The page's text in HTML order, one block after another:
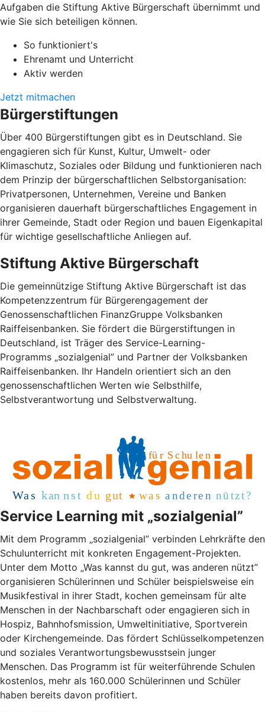
Aufgaben die Stiftung Aktive Bürgerschaft übernimmt und
wie Sie sich beteiligen können.
So funktioniert's
Ehrenamt und Unterricht
Aktiv werden
Jetzt mitmachen
Bürgerstiftungen
Über 400 Bürgerstiftungen gibt es in Deutschland. Sie
engagieren sich für Kunst, Kultur, Umwelt- oder
Klimaschutz, Soziales oder Bildung und funktionieren nach
dem Prinzip der bürgerschaftlichen Selbstorganisation:
Privatpersonen, Unternehmen, Vereine und Banken
organisieren dauerhaft bürgerschaftliches Engagement in
ihrer Gemeinde, Stadt oder Region und bauen Eigenkapital
für wichtige gesellschaftliche Anliegen auf.
Stiftung Aktive Bürgerschaft
Die gemeinnützige Stiftung Aktive Bürgerschaft ist das
Kompetenzzentrum für Bürgerengagement der
Genossenschaftlichen FinanzGruppe Volksbanken
Raiffeisenbanken. Sie fördert die Bürgerstiftungen in
Deutschland, ist Träger des Service-Learning-
Programms „sozialgenial” und Partner der Volksbanken
Raiffeisenbanken. Ihr Handeln orientiert sich an den
genossenschaftlichen Werten wie Selbsthilfe,
Selbstverantwortung und Selbstverwaltung.
Service Learning mit „sozialgenial”
Mit dem Programm „sozialgenial” verbinden Lehrkräfte den
Schulunterricht mit konkreten Engagement-Projekten.
Unter dem Motto „Was kannst du gut, was anderen nützt”
organisieren Schülerinnen und Schüler beispielsweise ein
Musikfestival in ihrer Stadt, kochen gemeinsam für alte
Menschen in der Nachbarschaft oder engagieren sich in
Hospiz, Bahnhofsmission, Umweltinitiative, Sportverein
oder Kirchengemeinde. Das fördert Schlüsselkompetenzen
und soziales Verantwortungsbewusstsein junger
Menschen. Das Programm ist für weiterführende Schulen
kostenlos, mehr als 160.000 Schülerinnen und Schüler
haben bereits davon profitiert.